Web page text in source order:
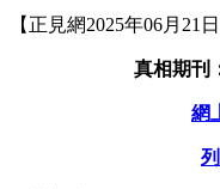
【正見網2025年06月21日
真相期刊
網